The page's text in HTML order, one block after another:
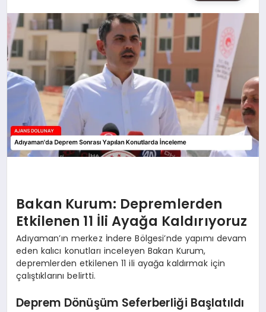
SAĞLIK
SIYASET
SPOR
YAŞAM
Bakan Kurum: Depremlerden
Etkilenen 11 İli Ayağa Kaldırıyoruz
Adıyaman’ın merkez İndere Bölgesi’nde yapımı devam
eden kalıcı konutları inceleyen Bakan Kurum,
depremlerden etkilenen 11 ili ayağa kaldırmak için
çalıştıklarını belirtti.
Deprem Dönüşüm Seferberliği Başlatıldı